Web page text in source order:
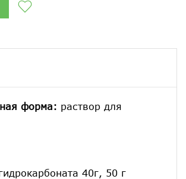
форма: раствор для
40г, 50 г